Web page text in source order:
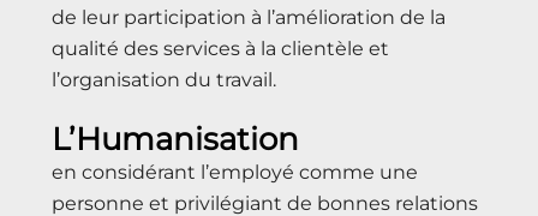
de leur participation à l’amélioration de la
qualité des services à la clientèle et
l’organisation du travail.
L’Humanisation
en considérant l’employé comme une
personne et privilégiant de bonnes relations